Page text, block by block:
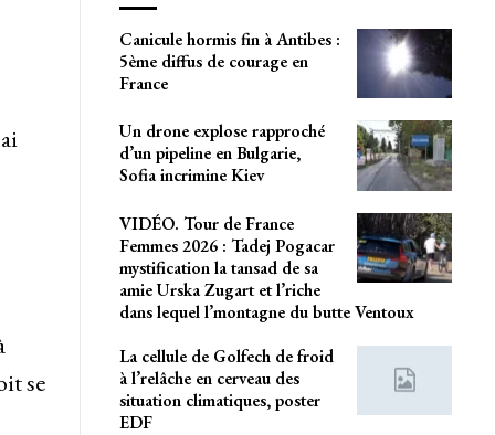
se
Canicule hormis fin à Antibes :
5ème diffus de courage en
France
Un drone explose rapproché
d’un pipeline en Bulgarie,
Sofia incrimine Kiev
VIDÉO. Tour de France
Femmes 2026 : Tadej Pogacar
mystification la tansad de sa
amie Urska Zugart et l’riche
dans lequel l’montagne du butte Ventoux
La cellule de Golfech de froid
à l’relâche en cerveau des
situation climatiques, poster
EDF